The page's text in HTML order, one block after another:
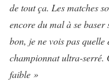
de tout ça. Les matches
encore du mal à se
bon, je ne vois pas quelle
championnat ultra-serré.
faible »